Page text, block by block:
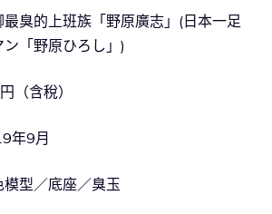
臭的上班族「野原廣志」(日本一足
「野原ひろし」)
（含稅）
年9月
型／底座／臭玉